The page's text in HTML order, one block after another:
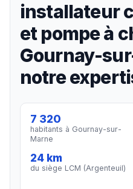
installateur
et pompe à
Gournay-
notre
7 320
habitants à Gournay-sur-
Marne
24 km
du siège LCM (Argenteuil)